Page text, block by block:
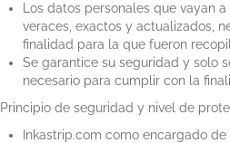
Los datos personales que vayan
veraces, exactos y actualizados,
finalidad para la que fueron
Se garantice su seguridad y solo
necesario para cumplir con la
Principio de seguridad y nivel de
Inkastrip.com como encargado